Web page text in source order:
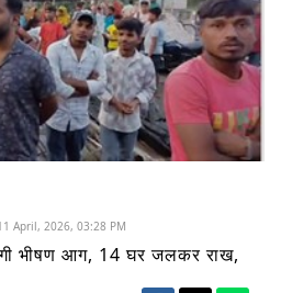
April, 2026, 03:28 PM
भीषण आग, 14 घर जलकर राख,